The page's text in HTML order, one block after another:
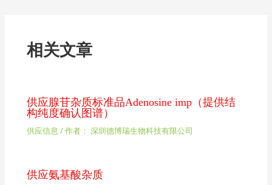
相关文章
供应腺苷杂质标准品Adenosine imp（提供结
构纯度确认图谱）
供应信息 / 作者： 深圳德博瑞生物科技有限公司
供应氨基酸杂质